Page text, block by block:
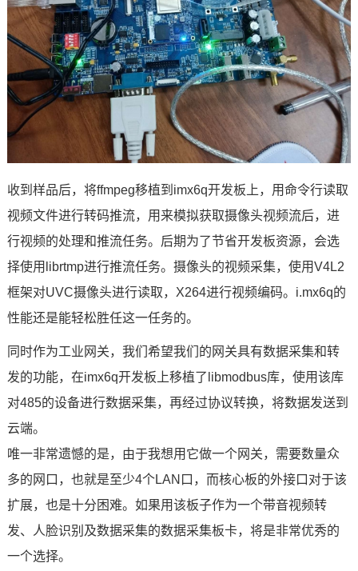
收到样品后，将ffmpeg移植到imx6q开发板上，用命令行读取
视频文件进行转码推流，用来模拟获取摄像头视频流后，进
行视频的处理和推流任务。后期为了节省开发板资源，会选
择使用librtmp进行推流任务。摄像头的视频采集，使用V4L2
框架对UVC摄像头进行读取，X264进行视频编码。 i.mx6q的
性能还是能轻松胜任这一任务的。
同时作为工业网关，我们希望我们的网关具有数据采集和转
发的功能，在imx6q开发板上移植了libmodbus库，使用该库
对485的设备进行数据采集，再经过协议转换，将数据发送到
云端。
唯一非常遗憾的是，由于我想用它做一个网关，需要数量众
多的网口，也就是至少4个LAN口，而核心板的外接口对于该
扩展，也是十分困难。如果用该板子作为一个带音视频转
发、
人脸识别 及数据采集的数据采集板卡，将是非常优秀的
一个选择。